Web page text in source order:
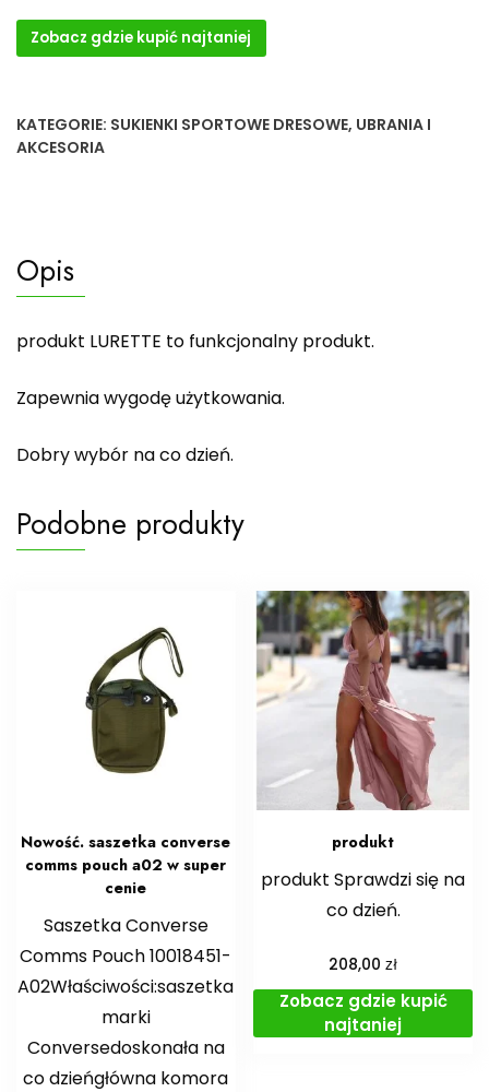
Zobacz gdzie kupić najtaniej
KATEGORIE: SUKIENKI SPORTOWE DRESOWE, UBRANIA I
AKCESORIA
Opis
produkt LURETTE to funkcjonalny produkt.
Zapewnia wygodę użytkowania.
Dobry wybór na co dzień.
Podobne produkty
Nowość. saszetka converse
comms pouch a02 w super
cenie
Saszetka Converse
Comms Pouch 10018451-
A02Właściwości:saszetka
marki
Conversedoskonała na
co dzieńgłówna komora
produkt
produkt Sprawdzi się na
co dzień.
208,00zł
Zobacz gdzie kupić
najtaniej